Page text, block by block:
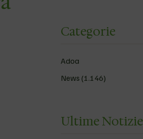
Categorie
Adoa
News (1.146)
Ultime Notizie